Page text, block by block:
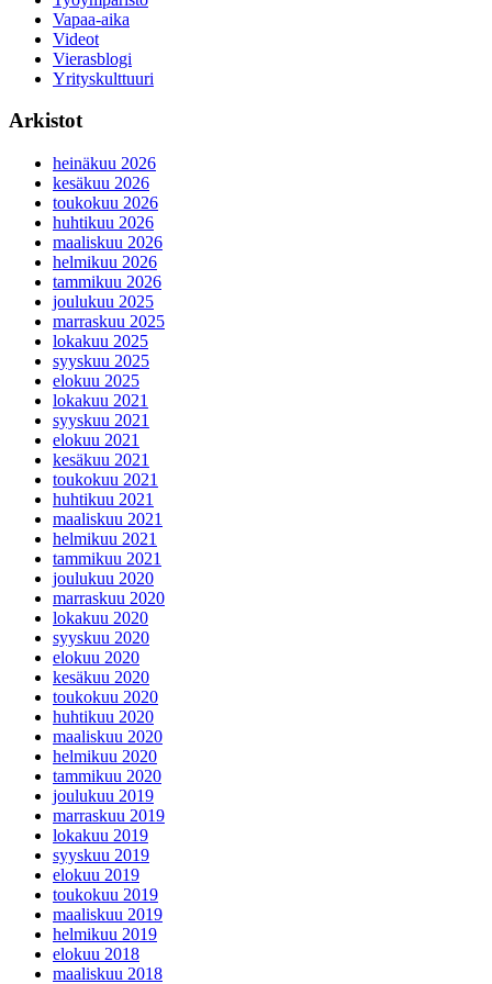
Vapaa-aika
Videot
Vierasblogi
Yrityskulttuuri
Arkistot
heinäkuu 2026
kesäkuu 2026
toukokuu 2026
huhtikuu 2026
maaliskuu 2026
helmikuu 2026
tammikuu 2026
joulukuu 2025
marraskuu 2025
lokakuu 2025
syyskuu 2025
elokuu 2025
lokakuu 2021
syyskuu 2021
elokuu 2021
kesäkuu 2021
toukokuu 2021
huhtikuu 2021
maaliskuu 2021
helmikuu 2021
tammikuu 2021
joulukuu 2020
marraskuu 2020
lokakuu 2020
syyskuu 2020
elokuu 2020
kesäkuu 2020
toukokuu 2020
huhtikuu 2020
maaliskuu 2020
helmikuu 2020
tammikuu 2020
joulukuu 2019
marraskuu 2019
lokakuu 2019
syyskuu 2019
elokuu 2019
toukokuu 2019
maaliskuu 2019
helmikuu 2019
elokuu 2018
maaliskuu 2018